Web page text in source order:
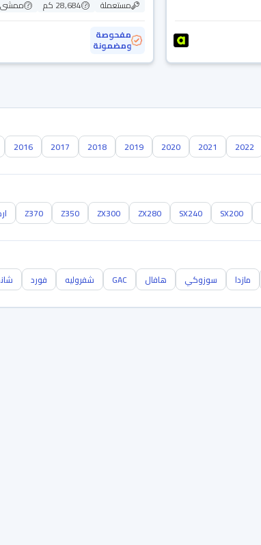
مستعملة 28,684 كم
ممشى
مفحوصة
ومضمونة
2022
2021
2020
2019
2018
2017
2016
SX200
SX240
ZX280
ZX300
Z350
Z370
مازدا سوزوكي هافال GAC شفروليه فورد